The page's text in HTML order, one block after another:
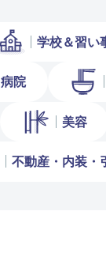
学校＆習い
病院
美容
不動産・内装・